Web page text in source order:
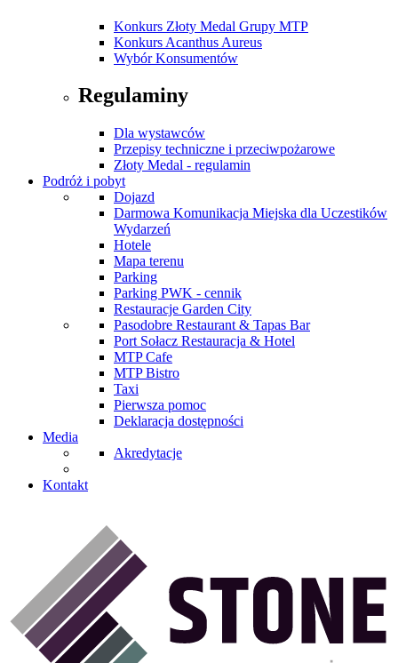
Konkurs Złoty Medal Grupy MTP
Konkurs Acanthus Aureus
Wybór Konsumentów
Regulaminy
Dla wystawców
Przepisy techniczne i przeciwpożarowe
Złoty Medal - regulamin
Podróż i pobyt
Dojazd
Darmowa Komunikacja Miejska dla Uczestików
Wydarzeń
Hotele
Mapa terenu
Parking
Parking PWK - cennik
Restauracje Garden City
Pasodobre Restaurant & Tapas Bar
Port Sołacz Restauracja & Hotel
MTP Cafe
MTP Bistro
Taxi
Pierwsza pomoc
Deklaracja dostępności
Media
Akredytacje
Kontakt